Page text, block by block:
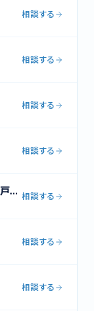
相談する
相談する
相談する
相談する
不動産査定システム（マンション・土地・戸建対応） 相談する
相談する
相談する